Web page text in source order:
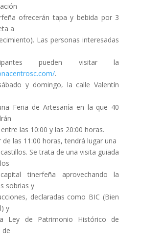
ofrecerán tapa y bebida por 3
a
Las personas interesadas
pueden visitar la
.
y domingo, la calle Valentín
Feria de Artesanía en la que 40
las 10:00 y las 20:00 horas.
de las 11:00 horas, tendrá lugar una
Se trata de una visita guiada
tinerfeña aprovechando la
sobrias y
declaradas como BIC (Bien
y
Ley de Patrimonio Histórico de
de